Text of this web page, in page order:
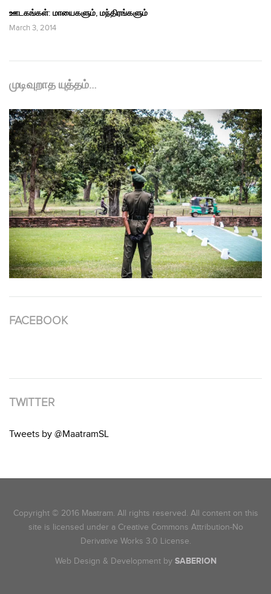
ஊடகங்கள்: மாயைகளும், மந்திரங்களும்
March 3, 2014
முடிவுறாத யுத்தம்…
FACEBOOK
TWITTER
Tweets by @MaatramSL
Copyright © 2016 Maatram. All rights reserved. All content on this
site is licensed under a Creative Commons Attribution-No
Derivative Works 3.0 License.
Web Design & Development by SABERION